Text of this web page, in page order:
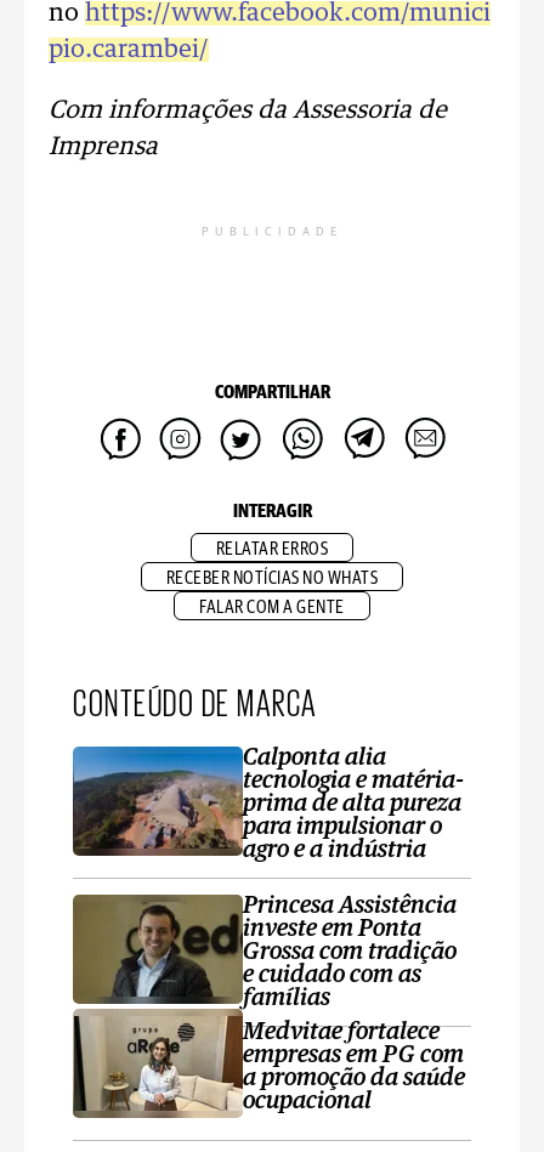
no https://www.facebook.com/munici
pio.carambei/
Com informações da Assessoria de
Imprensa
PUBLICIDADE
COMPARTILHAR
INTERAGIR
RELATAR ERROS
RECEBER NOTÍCIAS NO WHATS
FALAR COM A GENTE
CONTEÚDO DE MARCA
Calponta alia
tecnologia e matéria-
prima de alta pureza
para impulsionar o
agro e a indústria
Princesa Assistência
investe em Ponta
Grossa com tradição
e cuidado com as
famílias
Medvitae fortalece
empresas em PG com
a promoção da saúde
ocupacional